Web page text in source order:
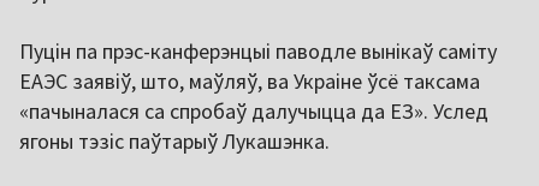
Пуцін па прэс-канферэнцыі паводле вынікаў саміту
ЕАЭС заявіў, што, маўляў, ва Украіне ўсё таксама
«пачыналася са спробаў далучыцца да ЕЗ». Услед
ягоны тэзіс паўтарыў Лукашэнка.